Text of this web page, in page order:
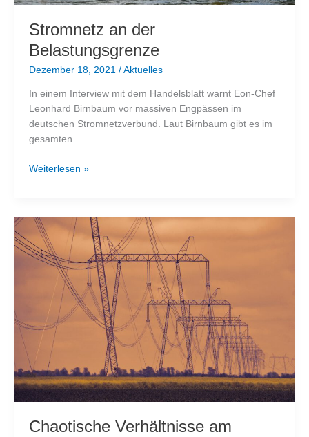
Stromnetz an der
Belastungsgrenze
Dezember 18, 2021 / Aktuelles
In einem Interview mit dem Handelsblatt warnt Eon-Chef
Leonhard Birnbaum vor massiven Engpässen im
deutschen Stromnetzverbund. Laut Birnbaum gibt es im
gesamten
Stromnetz
Weiterlesen »
Chaotische Verhältnisse am